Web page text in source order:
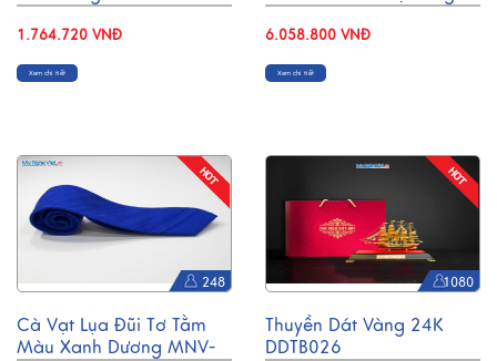
1.764.720 VNĐ
Xem chi tiết
6.058.800 VNĐ
Xem chi tiết
248
Cà Vạt Lụa Đũi Tơ Tằm
Màu Xanh Dương MNV-
1080
Thuyền Dát Vàng 24K
DDTB026